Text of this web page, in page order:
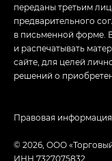
переданы третьим
предварительного
в письменной форме.
и распечатывать
сайте, для целей
решений о
© 2026, ООО
ИНН 7327075832
Правовая информация